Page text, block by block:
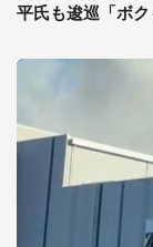
平氏も逡巡「ボク